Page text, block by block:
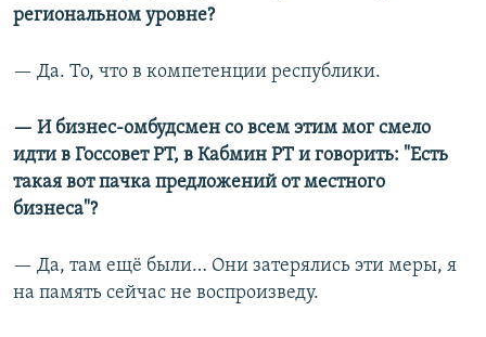
региональном уровне?
— Да. То, что в компетенции республики.
— И бизнес-омбудсмен со всем этим мог смело
идти в Госсовет РТ, в Кабмин РТ и говорить: "Есть
такая вот пачка предложений от местного
бизнеса"?
— Да, там ещё были… Они затерялись эти меры, я
на память сейчас не воспроизведу.